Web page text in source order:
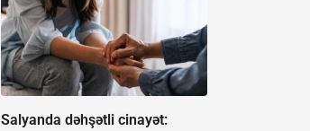
Salyanda dəhşətli cinayət: